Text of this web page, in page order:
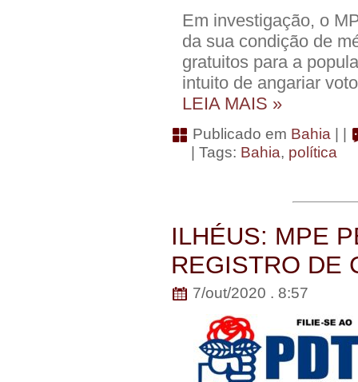
Em investigação, o
da sua condição de
gratuitos para a
intuito de angariar
LEIA MAIS »
Publicado em Bahia
| Tags: Bahia, política
ILHÉUS: MPE
REGISTRO DE
7/out/2020 . 8:57